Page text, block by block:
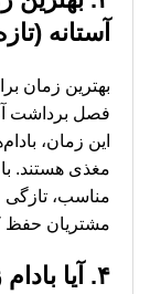
آستانه
بهترین زمان
فصل برداشت
این زمان،
مغذی هستند.
مناسب،
مشتریان حفظ
۴. آیا